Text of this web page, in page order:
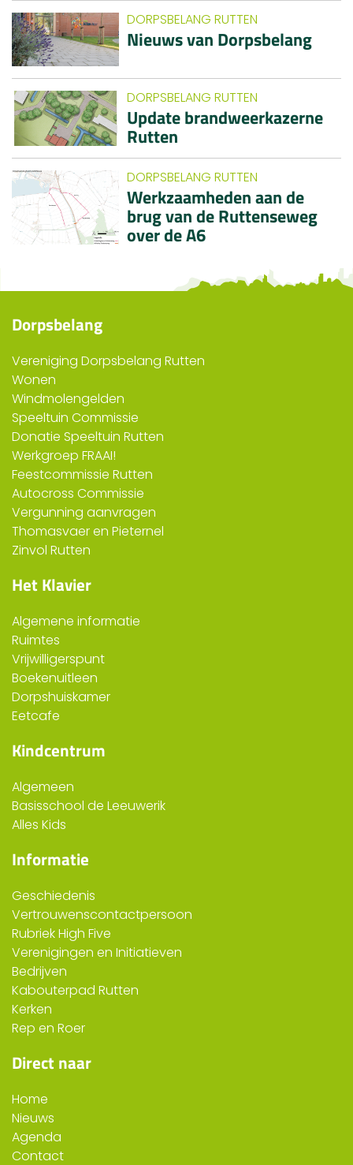
DORPSBELANG RUTTEN
Nieuws van Dorpsbelang
DORPSBELANG RUTTEN
Update brandweerkazerne
Rutten
DORPSBELANG RUTTEN
Werkzaamheden aan de
brug van de Ruttenseweg
over de A6
Dorpsbelang
Vereniging Dorpsbelang Rutten
Wonen
Windmolengelden
Speeltuin Commissie
Donatie Speeltuin Rutten
Werkgroep FRAAI!
Feestcommissie Rutten
Autocross Commissie
Vergunning aanvragen
Thomasvaer en Pieternel
Zinvol Rutten
Het Klavier
Algemene informatie
Ruimtes
Vrijwilligerspunt
Boekenuitleen
Dorpshuiskamer
Eetcafe
Kindcentrum
Algemeen
Basisschool de Leeuwerik
Alles Kids
Informatie
Geschiedenis
Vertrouwenscontactpersoon
Rubriek High Five
Verenigingen en Initiatieven
Bedrijven
Kabouterpad Rutten
Kerken
Rep en Roer
Direct naar
Home
Nieuws
Agenda
Contact